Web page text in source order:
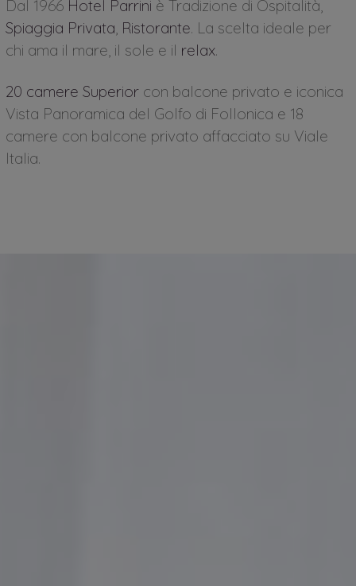
Dal 1966 Hotel Parrini è Tradizione di Ospitalità,
Spiaggia Privata Ristorante. La scelta ideale per
chi ama il mare, il sole e il relax.
20 camere Superiorcon balcone privato e iconica
Vista Panoramica del Golfo di Follonica e 18
camere con balcone privato affacciato su Viale
Italia.